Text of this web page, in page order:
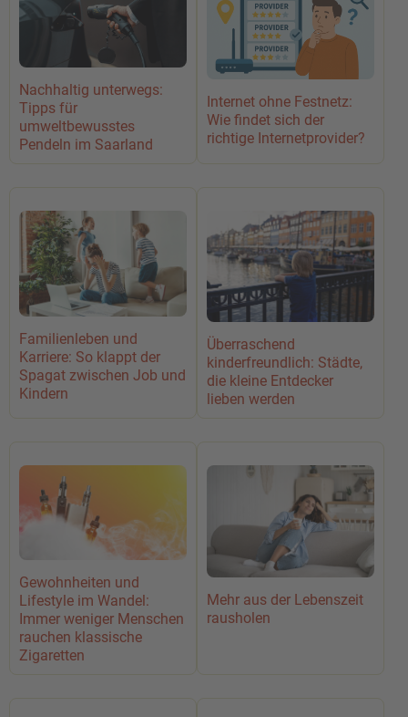
Nachhaltig unterwegs:
Tipps für
umweltbewusstes
Pendeln im Saarland
Internet ohne Festnetz:
Wie findet sich der
richtige Internetprovider?
Familienleben und
Karriere: So klappt der
Spagat zwischen Job und
Kindern
Überraschend
kinderfreundlich: Städte,
die kleine Entdecker
lieben werden
Gewohnheiten und
Lifestyle im Wandel:
Immer weniger Menschen
rauchen klassische
Zigaretten
Mehr aus der Lebenszeit
rausholen